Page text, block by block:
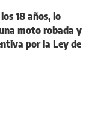
18 años, lo
moto robada y
por la Ley de